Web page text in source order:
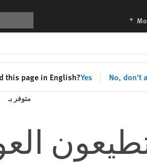
languages
this page in English?Yes No, don't
متوفر بـ